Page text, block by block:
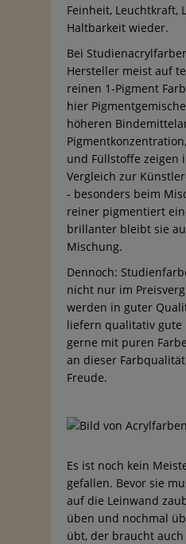
Feinheit, Leuchtkraft,
Haltbarkeit wieder.
Bei
Hersteller meist auf
reinen 1-Pigment
hier
höheren
und Füllstoffe zeigen
Vergleich zur
- besonders beim
reiner pigmentiert
brillanter bleibt sie
Mischung.
Dennoch:
nicht nur im
werden in guter
liefern qualitativ gute
gerne mit puren
an dieser
Freude.
Es ist noch kein
gefallen. Bevor sie
auf die Leinwand
üben und nochmal
übt, der braucht auch